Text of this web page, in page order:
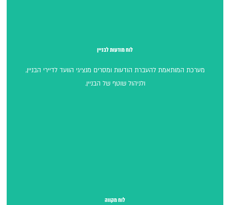
לוח מודעות לבניין
מערכת המותאמת להעברת הודעות ומסרים מנציגי הוועד לדיירי הבניין,
ולניהול שוטף של הבניין.
לוח מקווה